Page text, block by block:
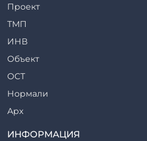
Ригели железобетонные
Сваи железобетонные
Стеновые блоки
Стойки железобетонные
Столбы железобетонные
Закладные детали
Трубы железобетонные
Утяжелители железобетонные
Проект
ТМП
ИНВ
Объект
ОСТ
Нормали
Арх
ТР
ИНФОРМАЦИЯ